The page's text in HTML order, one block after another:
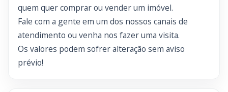
quem quer comprar ou vender um imóvel.
Fale com a gente em um dos nossos canais de
atendimento ou venha nos fazer uma visita.
Os valores podem sofrer alteração sem aviso
prévio!